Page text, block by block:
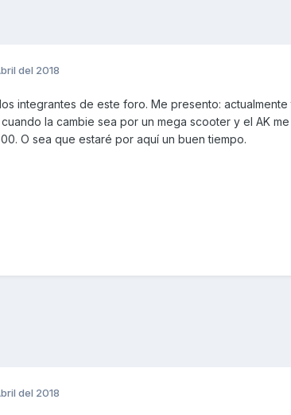
del 2018
integrantes de este foro. Me presento:
la cambie sea por un mega scooter y el AK
O sea que estaré por aquí un buen tiempo.
del 2018